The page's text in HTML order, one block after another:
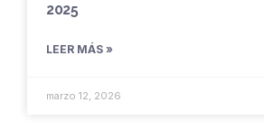
2025
LEER MÁS »
marzo 12, 2026